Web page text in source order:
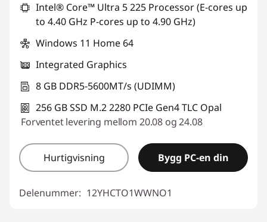
Intel® Core™ Ultra 5 225 Processor (E-cores up
to 4.40 GHz P-cores up to 4.90 GHz)
Windows 11 Home 64
Integrated Graphics
8 GB DDR5-5600MT/s (UDIMM)
256 GB SSD M.2 2280 PCIe Gen4 TLC Opal
Forventet levering mellom 20.08 og 24.08
Hurtigvisning Bygg PC-en din
Delenummer: 12YHCTO1WWNO1